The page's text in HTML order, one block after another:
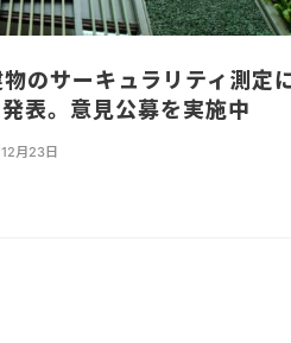
のサーキュラリティ測定
表。意見公募を実施中
月23日